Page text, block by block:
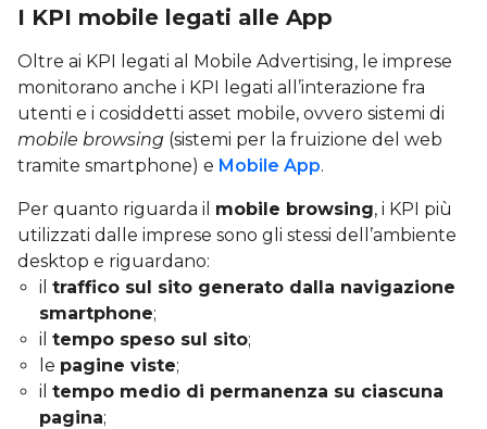
I KPI mobile legati alle App
Oltre ai KPI legati al Mobile Advertising, le imprese
monitorano anche i KPI legati all’interazione fra
utenti e i cosiddetti asset mobile, ovvero sistemi di
mobile browsing (sistemi per la fruizione del web
tramite smartphone) e Mobile App.
Per quanto riguarda il mobile browsing, i KPI più
utilizzati dalle imprese sono gli stessi dell’ambiente
desktop e riguardano:
il traffico sul sito generato dalla navigazione
smartphone;
il tempo speso sul sito;
le pagine viste;
il tempo medio di permanenza su ciascuna
pagina;